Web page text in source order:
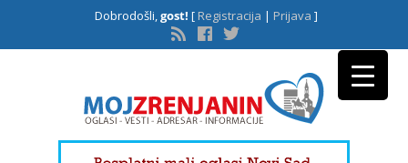
Dobrodošli,gost! [Registracija | Prijava ]